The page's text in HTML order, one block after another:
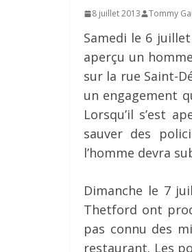
8 juillet 2013 Tommy
Samedi le 6
aperçu un
sur la rue Saint-
un engagement
Lorsqu’il s’est
sauver des
l’homme devra
Dimanche le 7
Thetford ont
pas connu des
restaurant. Les